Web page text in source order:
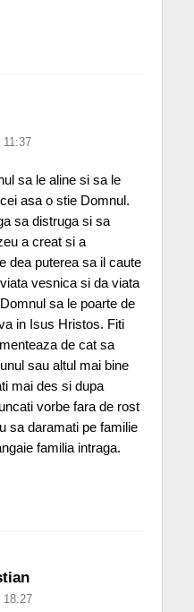
sa le aline si sa le
asa o stie Domnul.
sa distruga si sa
a creat si a
dea puterea sa il caute
vesnica si da viata
sa le poarte de
in Isus Hristos. Fiti
de cat sa
sau altul mai bine
mai des si dupa
vorbe fara de rost
sa daramati pe familie
familia intraga.
18:27